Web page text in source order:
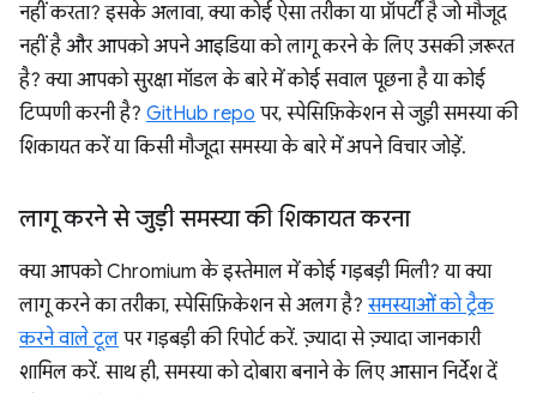
नहीं करता? इसके अलावा, क्या कोई ऐसा तरीका या प्रॉपर्टी है जो मौजूद
नहीं है और आपको अपने आइडिया को लागू करने के लिए उसकी ज़रूरत
है? क्या आपको सुरक्षा मॉडल के बारे में कोई सवाल पूछना है या कोई
टिप्पणी करनी है? GitHub repo पर, स्पेसिफ़िकेशन से जुड़ी समस्या की
शिकायत करें या किसी मौजूदा समस्या के बारे में अपने विचार जोड़ें.
लागू करने से जुड़ी समस्या की शिकायत करना
क्या आपको Chromium के इस्तेमाल में कोई गड़बड़ी मिली? या क्या
लागू करने का तरीका, स्पेसिफ़िकेशन से अलग है?समस्याओं को ट्रैक
करने वाले टूल पर गड़बड़ी की रिपोर्ट करें. ज़्यादा से ज़्यादा जानकारी
शामिल करें. साथ ही, समस्या को दोबारा बनाने के लिए आसान निर्देश दें